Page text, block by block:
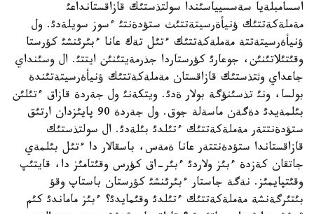
اسسامبلةيا سةسسيياسئندا سولتذستئك قازاقستانداعئ
مةملةكةتتئك ؤنيأةرسيتةتتئث ستؤدةنتئ ءسوز سويلةدئ. ول
ؤنيأةرسيتةتتة مةملةكةتتئك ءتئل تةك عانا ءبئرئنشئ كؤرستا
وقئتئلاتئنئن، جوعارئ كؤرستاردا جذرمةيتئنئن ايتتئ. ال وسئنداي
جاعداي وثتذستئك قازاقستان مةملةكةتتئك ؤنيأةرسيتةتئندة
بولسا، ونئ تذسئنؤگة بولار ةدئ. ويتكةنئ ول جةردة قازاق ءتئلئن
بئلمةيدئ دةگةن ماسةلة جوق. ول جةردة 90 پايئزدان ارتئق
ستؤدةنتتةر مةملةكةتتئك ءتئلدئ بئلةدئ. ال سولتذستئك
قازاقستاندا ستؤدةنتتةر عانا ةمةس، باسقالار دا ءتئل بئلمةي
جاتقان كةزدة ءبئز ولاردئ ءبئر-اق كؤرس وقئتامئز دا، قايتئپ
وقئتپايمئز. نةگة جاستار ءبئرئنشئ كؤرستان باستاپ وقؤ
بئتئرگةنشة مةملةكةتتئك ءتئلدئ وقئمايدئ؟ ءبئز ماماندئ كئم